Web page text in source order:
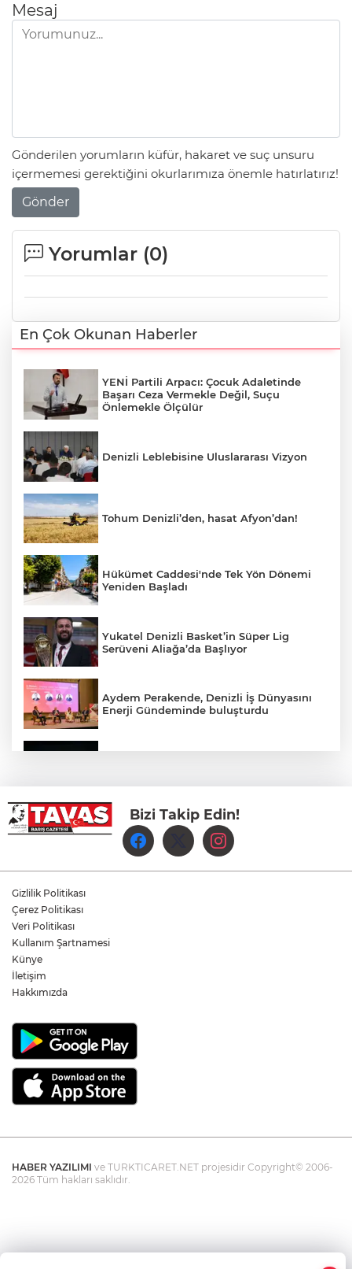
Mesaj
Gönderilen yorumların küfür, hakaret ve suç unsuru
içermemesi gerektiğini okurlarımıza önemle hatırlatırız!
Gönder
Yorumlar (0)
En Çok Okunan Haberler
YENİ Partili Arpacı: Çocuk Adaletinde
Başarı Ceza Vermekle Değil, Suçu
Önlemekle Ölçülür
Denizli Leblebisine Uluslararası Vizyon
Tohum Denizli’den, hasat Afyon’dan!
Hükümet Caddesi'nde Tek Yön Dönemi
Yeniden Başladı
Yukatel Denizli Basket’in Süper Lig
Serüveni Aliağa’da Başlıyor
Aydem Perakende, Denizli İş Dünyasını
Enerji Gündeminde buluşturdu
Denizli Büyükşehir Belediyespor Kadın
Voleybol Takımı yeni sezon hazırlıklarına
başladı
Öğretmen Eyüp Özkan, Hayat Öykülerini
Bizi Takip Edin!
Gizlilik Politikası
Çerez Politikası
Veri Politikası
Kullanım Şartnamesi
Künye
İletişim
Hakkımızda
HABER YAZILIMI ve TURKTICARET.NET projesidir Copyright© 2006-
2026 Tüm hakları saklıdır.